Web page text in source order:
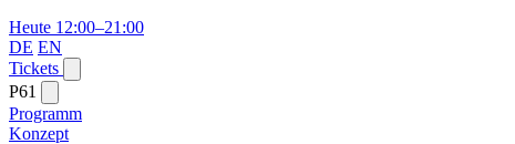
Heute 12:00–21:00
DE EN
Tickets
P61
Programm
Konzept